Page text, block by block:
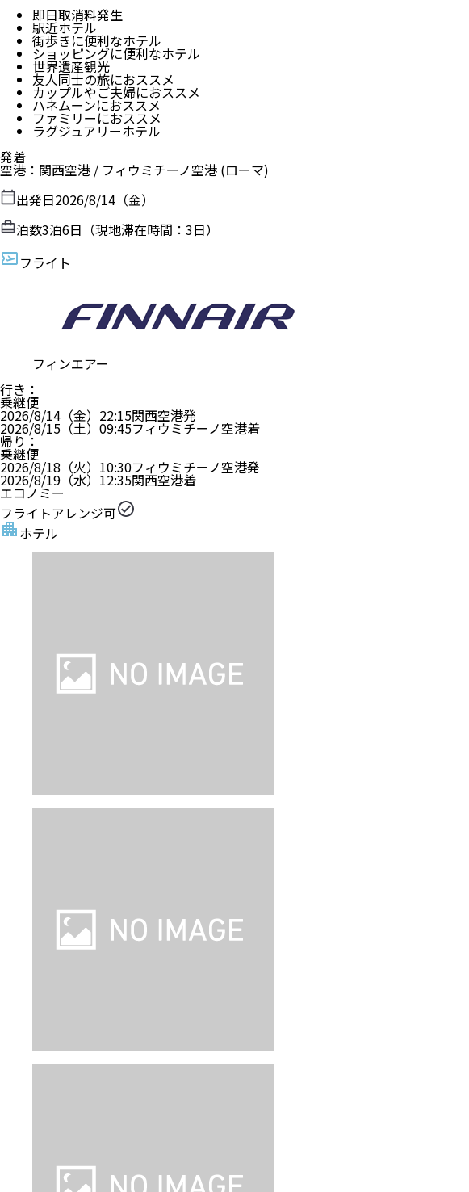
即日取消料発生
駅近ホテル
街歩きに便利なホテル
ショッピングに便利なホテル
世界遺産観光
友人同士の旅におススメ
カップルやご夫婦におススメ
ハネムーンにおススメ
ファミリーにおススメ
ラグジュアリーホテル
発着
空港 ： 関西空港 / フィウミチーノ空港 (ローマ)
出発日2026/8/14（金）
泊数3泊6日（現地滞在時間： 3日）
フライト
フィンエアー
行き ：
乗継便
2026/8/14（金） 22:15関西空港発
2026/8/15（土） 09:45フィウミチーノ空港着
帰り ：
乗継便
2026/8/18（火） 10:30フィウミチーノ空港発
2026/8/19（水） 12:35関西空港着
エコノミー
フライトアレンジ可
ホテル